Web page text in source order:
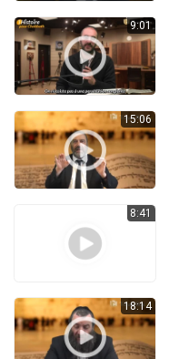
9:01
15:06
8:41
18:14